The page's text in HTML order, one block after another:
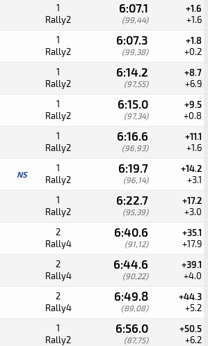
1
Rally2
6:07.1
(99,44)
+1.6
+1.6
1
Rally2
6:07.3
(99,38)
+1.8
+0.2
1
Rally2
6:14.2
(97,55)
+8.7
+6.9
1
Rally2
6:15.0
(97,34)
+9.5
+0.8
1
Rally2
6:16.6
(96,93)
+11.1
+1.6
NS
1
Rally2
6:19.7
(96,14)
+14.2
+3.1
1
Rally2
6:22.7
(95,39)
+17.2
+3.0
2
Rally4
6:40.6
(91,12)
+35.1
+17.9
2
Rally4
6:44.6
(90,22)
+39.1
+4.0
2
Rally4
6:49.8
(89,08)
+44.3
+5.2
1
Rally2
6:56.0
(87,75)
+50.5
+6.2